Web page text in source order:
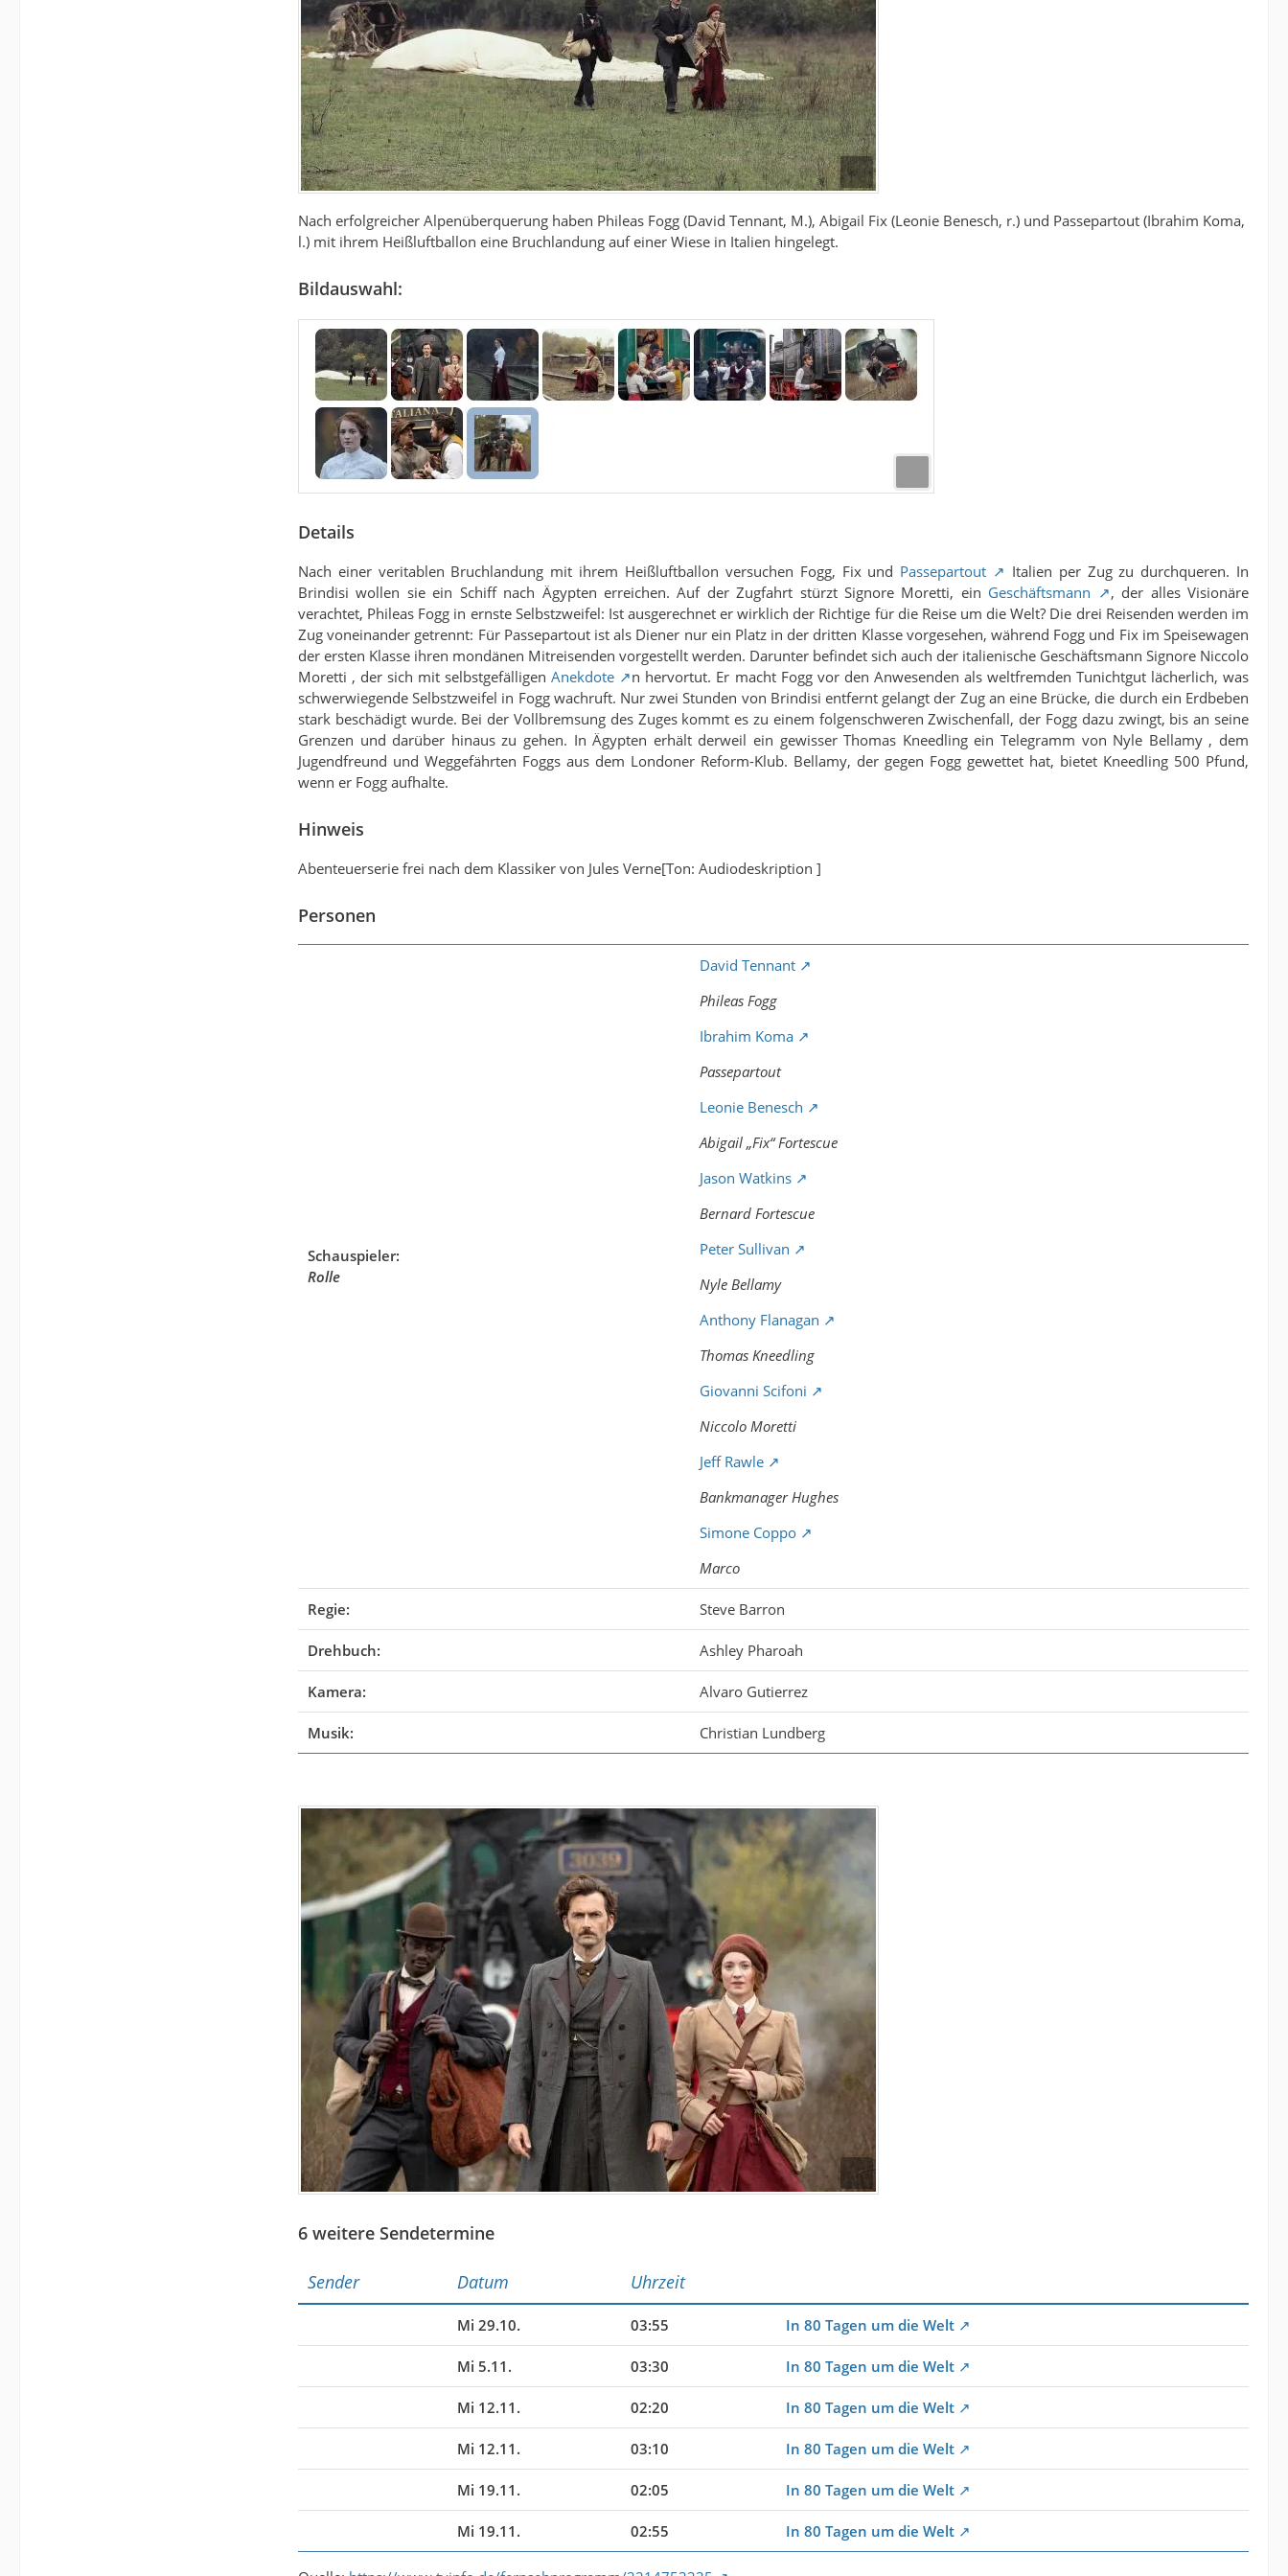
Nach erfolgreicher Alpenüberquerung haben Phileas Fogg (David Tennant, M.), Abigail Fix (Leonie Benesch, r.) und Passepartout (Ibrahim Koma,
l.) mit ihrem Heißluftballon eine Bruchlandung auf einer Wiese in Italien hingelegt.
Bildauswahl:
Details
Nach einer veritablen Bruchlandung mit ihrem Heißluftballon versuchen Fogg, Fix und Passepartout
Italien per Zug zu durchqueren. In
Brindisi wollen sie ein Schiff nach Ägypten erreichen. Auf der Zugfahrt stürzt Signore Moretti, ein Geschäftsmann
, der alles Visionäre
verachtet, Phileas Fogg in ernste Selbstzweifel: Ist ausgerechnet er wirklich der Richtige für die Reise um die Welt? Die drei Reisenden werden im
Zug voneinander getrennt: Für Passepartout ist als Diener nur ein Platz in der dritten Klasse vorgesehen, während Fogg und Fix im Speisewagen
der ersten Klasse ihren mondänen Mitreisenden vorgestellt werden. Darunter befindet sich auch der italienische Geschäftsmann Signore Niccolo
Moretti , der sich mit selbstgefälligenAnekdote
n hervortut. Er macht Fogg vor den Anwesenden als weltfremden Tunichtgut lächerlich, was
schwerwiegende Selbstzweifel in Fogg wachruft. Nur zwei Stunden von Brindisi entfernt gelangt der Zug an eine Brücke, die durch ein Erdbeben
stark beschädigt wurde. Bei der Vollbremsung des Zuges kommt es zu einem folgenschweren Zwischenfall, der Fogg dazu zwingt, bis an seine
Grenzen und darüber hinaus zu gehen. In Ägypten erhält derweil ein gewisser Thomas Kneedling ein Telegramm von Nyle Bellamy , dem
Jugendfreund und Weggefährten Foggs aus dem Londoner Reform-Klub. Bellamy, der gegen Fogg gewettet hat, bietet Kneedling 500 Pfund,
wenn er Fogg aufhalte.
Hinweis
Abenteuerserie frei nach dem Klassiker von Jules Verne[Ton: Audiodeskription ]
Personen
Schauspieler:
Rolle
David Tennant
Phileas Fogg
Ibrahim Koma
Passepartout
Leonie Benesch
Abigail „Fix“ Fortescue
Jason Watkins
Bernard Fortescue
Peter Sullivan
Nyle Bellamy
Anthony Flanagan
Thomas Kneedling
Giovanni Scifoni
Niccolo Moretti
Jeff Rawle
Bankmanager Hughes
Simone Coppo
Marco
Regie: Steve Barron
Drehbuch: Ashley Pharoah
Kamera: Alvaro Gutierrez
Musik: Christian Lundberg
6 weitere Sendetermine
Sender Datum Uhrzeit
Mi 29.10. 03:55 In 80 Tagen um die Welt
Mi 5.11. 03:30 In 80 Tagen um die Welt
Mi 12.11. 02:20 In 80 Tagen um die Welt
Mi 12.11. 03:10 In 80 Tagen um die Welt
Mi 19.11. 02:05 In 80 Tagen um die Welt
Mi 19.11. 02:55 In 80 Tagen um die Welt